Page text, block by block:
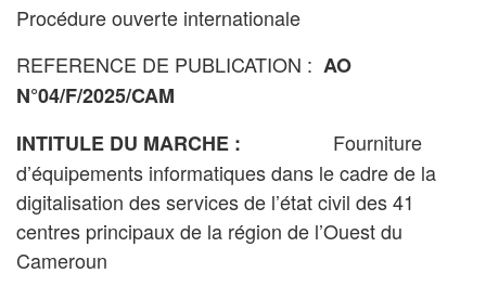
Procédure ouverte internationale
REFERENCE DE PUBLICATION : AO
N°04/F/2025/CAM
INTITULE DU MARCHE :
Fourniture
d’équipements informatiques dans le cadre de la
digitalisation des services de l’état civil des 41
centres principaux de la région de l’Ouest du
Cameroun